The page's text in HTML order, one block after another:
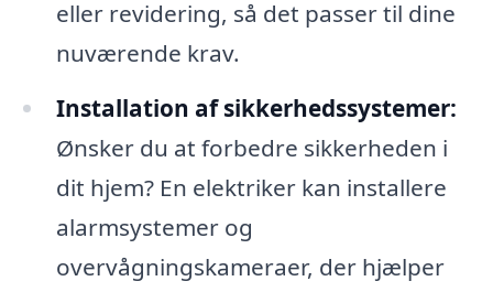
eller revidering, så det passer til dine
nuværende krav.
Installation af sikkerhedssystemer:
Ønsker du at forbedre sikkerheden i
dit hjem? En elektriker kan installere
alarmsystemer og
overvågningskameraer, der hjælper